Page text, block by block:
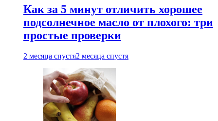
Как за 5 минут отличить хорошее
подсолнечное масло от плохого: три
простые проверки
2 месяца спустя2 месяца спустя